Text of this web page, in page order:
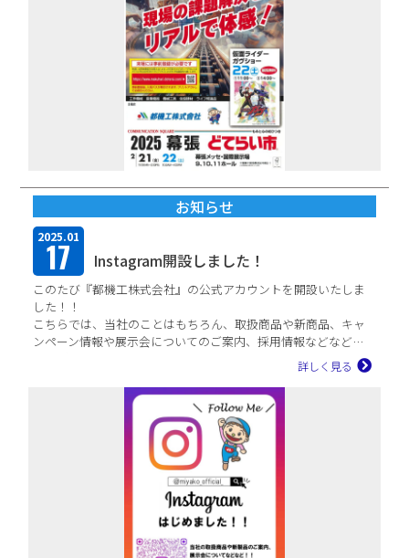
お知らせ
2025.01
17 Instagram開設しました！
このたび『都機工株式会社』の公式アカウントを開設いたしま
した！！
こちらでは、当社のことはもちろん、取扱商品や新商品、キャ
ンペーン情報や展示会についてのご案内、採用情報などなど…
詳しく見る